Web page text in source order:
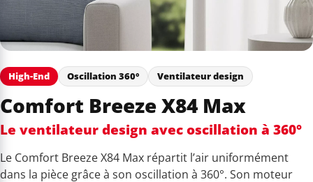
High-End Oscillation 360° Ventilateur design
Comfort Breeze X84 Max
Le ventilateur design avec oscillation à 360°
Le Comfort Breeze X84 Max répartit l’air uniformément
dans la pièce grâce à son oscillation à 360°. Son moteur